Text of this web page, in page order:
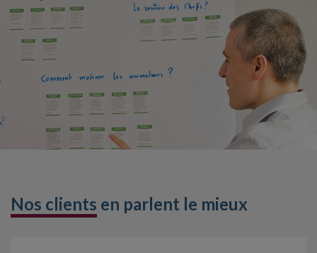
Nos clients en parlent le mieux